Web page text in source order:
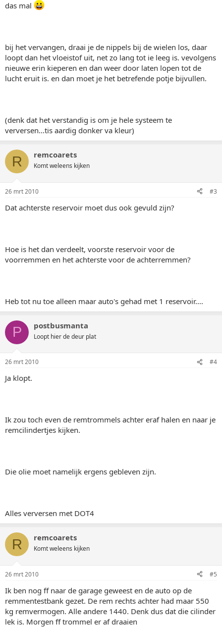
das mal
bij het vervangen, draai je de nippels bij de wielen los, daar
loopt dan het vloeistof uit, net zo lang tot ie leeg is. vevolgens
nieuwe erin kieperen en dan weer door laten lopen tot de
lucht eruit is. en dan moet je het betrefende potje bijvullen.
(denk dat het verstandig is om je hele systeem te
verversen...tis aardig donker va kleur)
R remcoarets
Komt weleens kijken
26 mrt 2010 #3
Dat achterste reservoir moet dus ook gevuld zijn?
Hoe is het dan verdeelt, voorste reservoir voor de
voorremmen en het achterste voor de achterremmen?
Heb tot nu toe alleen maar auto's gehad met 1 reservoir....
P postbusmanta
Loopt hier de deur plat
26 mrt 2010 #4
Ja klopt.
Ik zou toch even de remtrommels achter eraf halen en naar je
remcilindertjes kijken.
Die olie moet namelijk ergens gebleven zijn.
Alles verversen met DOT4
R remcoarets
Komt weleens kijken
26 mrt 2010 #5
Ik ben nog ff naar de garage geweest en de auto op de
remmentestbank gezet. De rem rechts achter had maar 550
kg remvermogen. Alle andere 1440. Denk dus dat die cilinder
lek is. Morgen ff trommel er af draaien